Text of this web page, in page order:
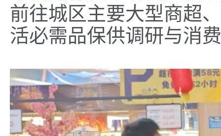
前往城区主要大型商超
活必需品保供调研与消